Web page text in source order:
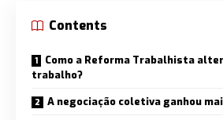
Contents
Como a Reforma Trabalhista
trabalho?
A negociação coletiva ganhou